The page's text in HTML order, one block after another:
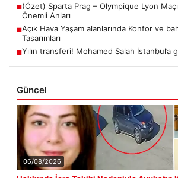
■(Özet) Sparta Prag – Olympique Lyon
Önemli Anları
■Açık Hava Yaşam alanlarında Konfor ve
Tasarımları
■Yılın transferi! Mohamed Salah İstanbul’a
Güncel
06/08/2026